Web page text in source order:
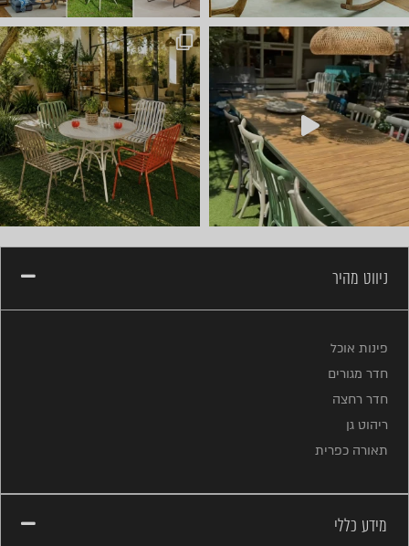
חדש ⭐ קונטיינרים של ריהוט ל
ניווט מהיר
פינות אוכל
חדר מגורים
חדר רחצה
ריהוט גן
תאורה כפרית
מידע כללי